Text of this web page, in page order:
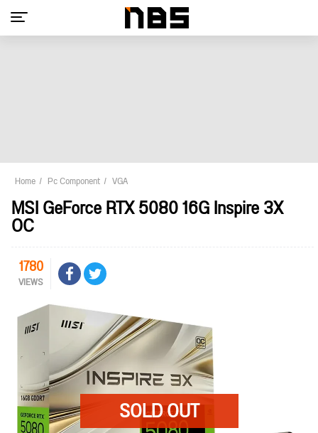
Home Pc Component VGA
MSI GeForce RTX 5080 16G Inspire 3X
OC
1780
VIEWS